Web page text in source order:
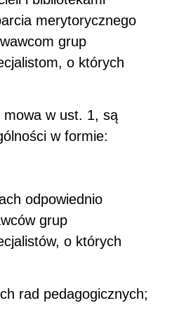
merytorycznego
grup
o których
w ust. 1, są
w formie:
odpowiednio
grup
o których
rad pedagogicznych;